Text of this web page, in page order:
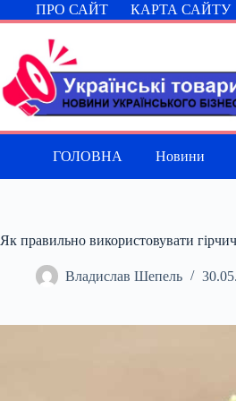
Перейти
до
ПРО САЙТ КАРТА САЙТУ
ГОЛОВНА Новини
Як правильно використовувати
Владислав Шепель